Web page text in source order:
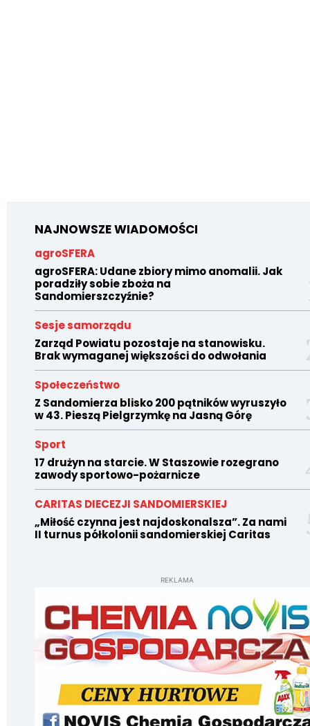
NAJNOWSZE WIADOMOŚCI
agroSFERA
agroSFERA: Udane zbiory mimo anomalii. Jak
poradziły sobie zboża na
Sandomierszczyźnie?
Sesje samorządu
Zarząd Powiatu pozostaje na stanowisku.
Brak wymaganej większości do odwołania
Społeczeństwo
Z Sandomierza blisko 200 pątników wyruszyło
w 43. Pieszą Pielgrzymkę na Jasną Górę
Sport
17 drużyn na starcie. W Staszowie rozegrano
zawody sportowo-pożarnicze
CARITAS DIECEZJI SANDOMIERSKIEJ
„Miłość czynna jest najdoskonalsza”. Za nami
II turnus półkolonii sandomierskiej Caritas
REKLAMA